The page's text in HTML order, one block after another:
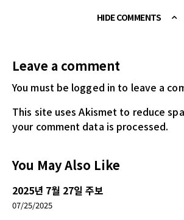
HIDE COMMENTS
Leave a comment
You must be logged in to leave a
This site uses Akismet to reduce
your comment data is processed.
You May Also Like
2025년 7월 27일 주보
07/25/2025